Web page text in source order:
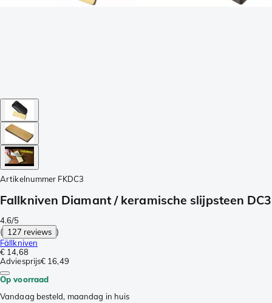
Artikelnummer FKDC3
Fallkniven Diamant / keramische slijpsteen DC3
4.6/5
( 127 reviews )
Fällkniven
€ 14,68
Adviesprijs€ 16,49
Op voorraad
Vandaag besteld, maandag in huis